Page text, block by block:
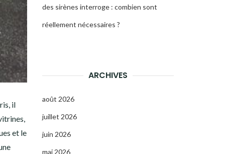
il
et le
des sirènes interroge : combien sont
réellement nécessaires ?
ARCHIVES
août 2026
juillet 2026
juin 2026
mai 2026